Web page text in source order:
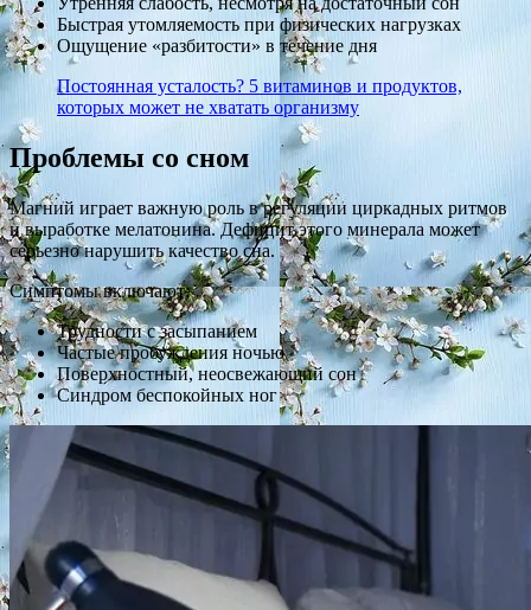
Быстрая утомляемость при физических нагрузках
Ощущение «разбитости» в течение дня
Постоянная усталость? 5 витаминов и продуктов,
которых может не хватать организму
Проблемы со сном
Магний играет важную роль в регуляции циркадных ритмов
и выработке мелатонина. Дефицит этого минерала может
серьезно нарушить качество сна.
Симптомы включают:
Трудности с засыпанием
Частые пробуждения ночью
Поверхностный, неосвежающий сон
Синдром беспокойных ног